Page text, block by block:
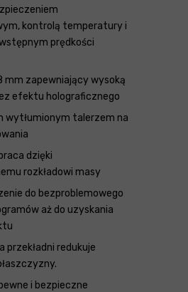
kontrolą temperatury i
prędkości
mm zapewniający wysoką
efektu holograficznego
wytłumionym talerzem na
dzięki
rozkładowi masy
do bezproblemowego
aż do uzyskania
przekładni redukuje
i bezpieczne